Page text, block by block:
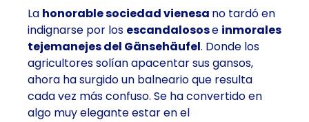
La honorable sociedad vienesa no tardó en
indignarse por los escandalosose inmorales
tejemanejes del Gänsehäufel. Donde los
agricultores solían apacentar sus gansos,
ahora ha surgido un balneario que resulta
cada vez más confuso. Se ha convertido en
algo muy elegante estar en el